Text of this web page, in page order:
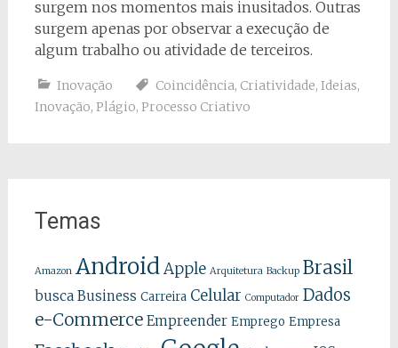
surgem nos momentos mais inusitados. Outras
surgem apenas por observar a execução de
algum trabalho ou atividade de terceiros.
Inovação Coincidência, Criatividade, Ideias,
Inovação, Plágio, Processo Criativo
Temas
Amazon AndroidApple Arquitetura Backup Brasil
busca Business Carreira Celular Computador Dados
e-Commerce Empreender Emprego Empresa